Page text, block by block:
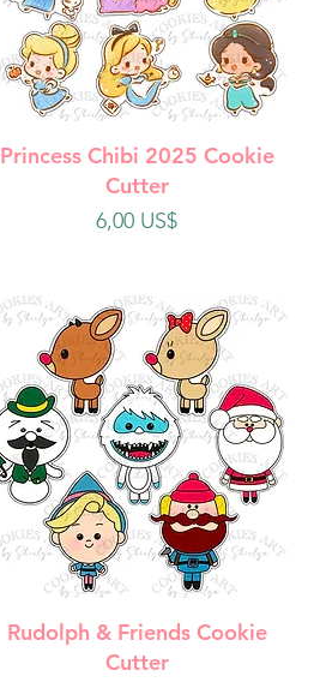
Vista rápida
Princess Chibi 2025 Cookie
Cutter
Precio
6,00 US$
Vista rápida
Rudolph & Friends Cookie
Cutter